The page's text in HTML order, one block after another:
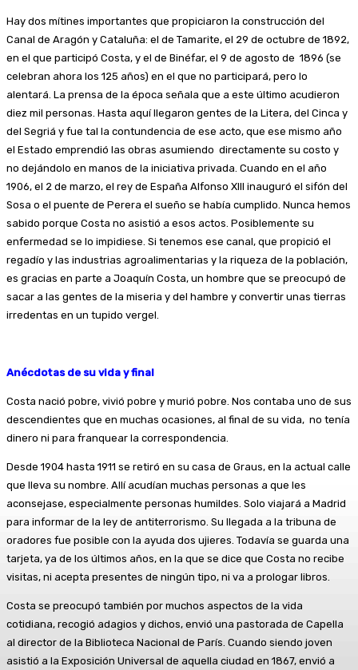
Hay dos mítines importantes que propiciaron la construcción del
Canal de Aragón y Cataluña: el de Tamarite, el 29 de octubre de 1892,
en el que participó Costa, y el de Binéfar, el 9 de agosto de 1896 (se
celebran ahora los 125 años) en el que no participará, pero lo
alentará. La prensa de la época señala que a este último acudieron
diez mil personas. Hasta aquí llegaron gentes de la Litera, del Cinca y
del Segriá y fue tal la contundencia de ese acto, que ese mismo año
el Estado emprendió las obras asumiendo directamente su costo y
no dejándolo en manos de la iniciativa privada. Cuando en el año
1906, el 2 de marzo, el rey de España Alfonso XIII inauguró el sifón del
Sosa o el puente de Perera el sueño se había cumplido. Nunca hemos
sabido porque Costa no asistió a esos actos. Posiblemente su
enfermedad se lo impidiese. Si tenemos ese canal, que propició el
regadío y las industrias agroalimentarias y la riqueza de la población,
es gracias en parte a Joaquín Costa, un hombre que se preocupó de
sacar a las gentes de la miseria y del hambre y convertir unas tierras
irredentas en un tupido vergel.
Anécdotas de su vida y final
Costa nació pobre, vivió pobre y murió pobre. Nos contaba uno de sus
descendientes que en muchas ocasiones, al final de su vida, no tenía
dinero ni para franquear la correspondencia.
Desde 1904 hasta 1911 se retiró en su casa de Graus, en la actual calle
que lleva su nombre. Allí acudían muchas personas a que les
aconsejase, especialmente personas humildes. Solo viajará a Madrid
para informar de la ley de antiterrorismo. Su llegada a la tribuna de
oradores fue posible con la ayuda dos ujieres. Todavía se guarda una
tarjeta, ya de los últimos años, en la que se dice que Costa no recibe
visitas, ni acepta presentes de ningún tipo, ni va a prologar libros.
Costa se preocupó también por muchos aspectos de la vida
cotidiana, recogió adagios y dichos, envió una pastorada de Capella
al director de la Biblioteca Nacional de París. Cuando siendo joven
asistió a la Exposición Universal de aquella ciudad en 1867, envió a